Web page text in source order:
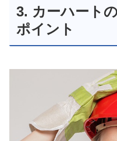
3. カーハート
ポイント